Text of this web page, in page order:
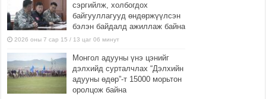
сэргийлж, холбогдох
байгууллагууд өндөржүүлсэн
бэлэн байдалд ажиллаж байна
2026 оны 7 сар 15 / 13 цаг 06 минут
Монгол адууны үнэ цэнийг
дэлхийд сурталчлах “Дэлхийн
адууны өдөр”-т 15000 морьтон
оролцож байна